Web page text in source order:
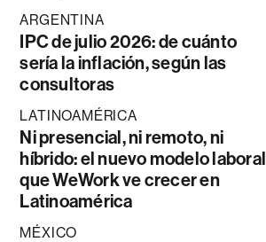
ARGENTINA
IPC de julio 2026: de cuánto
sería la inflación, según las
consultoras
LATINOAMÉRICA
Ni presencial, ni remoto, ni
híbrido: el nuevo modelo laboral
que WeWork ve crecer en
Latinoamérica
MÉXICO